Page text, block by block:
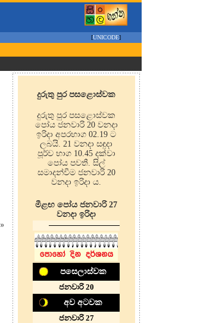
[UNICODE]
»
දුරුතු පුර පසළොස්වක
දුරුතු පුර පසළොස්වක
පෝය ජනවාරි 20 වනදා
ඉරිදා අපරභාග 02.19 ට
ලබයි. 21 වනදා සඳුදා
පූර්ව භාග 10.45 දක්වා
පෝය පවතී. සිල්
සමාදන්වීම ජනවාරි 20
වනදා ඉරිදා ය.
මීළඟ පෝය ජනවාරි 27
වනදා ඉරිදා
පසෙලාස්වක
ජනවාරි 20
අව අටවක
ජනවාරි 27